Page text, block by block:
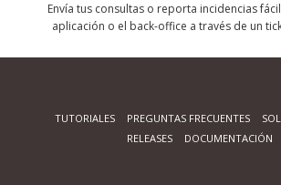
Envía tus consultas o reporta incidencias
aplicación o el back-office a través de un
TUTORIALES PREGUNTAS FRECUENTES
RELEASES
DOCUMENTACIÓN